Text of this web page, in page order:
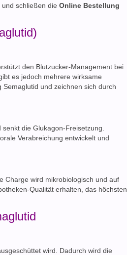
und schließen die Online Bestellung
den Blutzucker-Management bei
es jedoch mehrere wirksame
und zeichnen sich durch
die Glukagon-Freisetzung.
Verabreichung entwickelt und
Charge wird mikrobiologisch und auf
Qualität erhalten, das höchsten
wird. Dadurch wird die